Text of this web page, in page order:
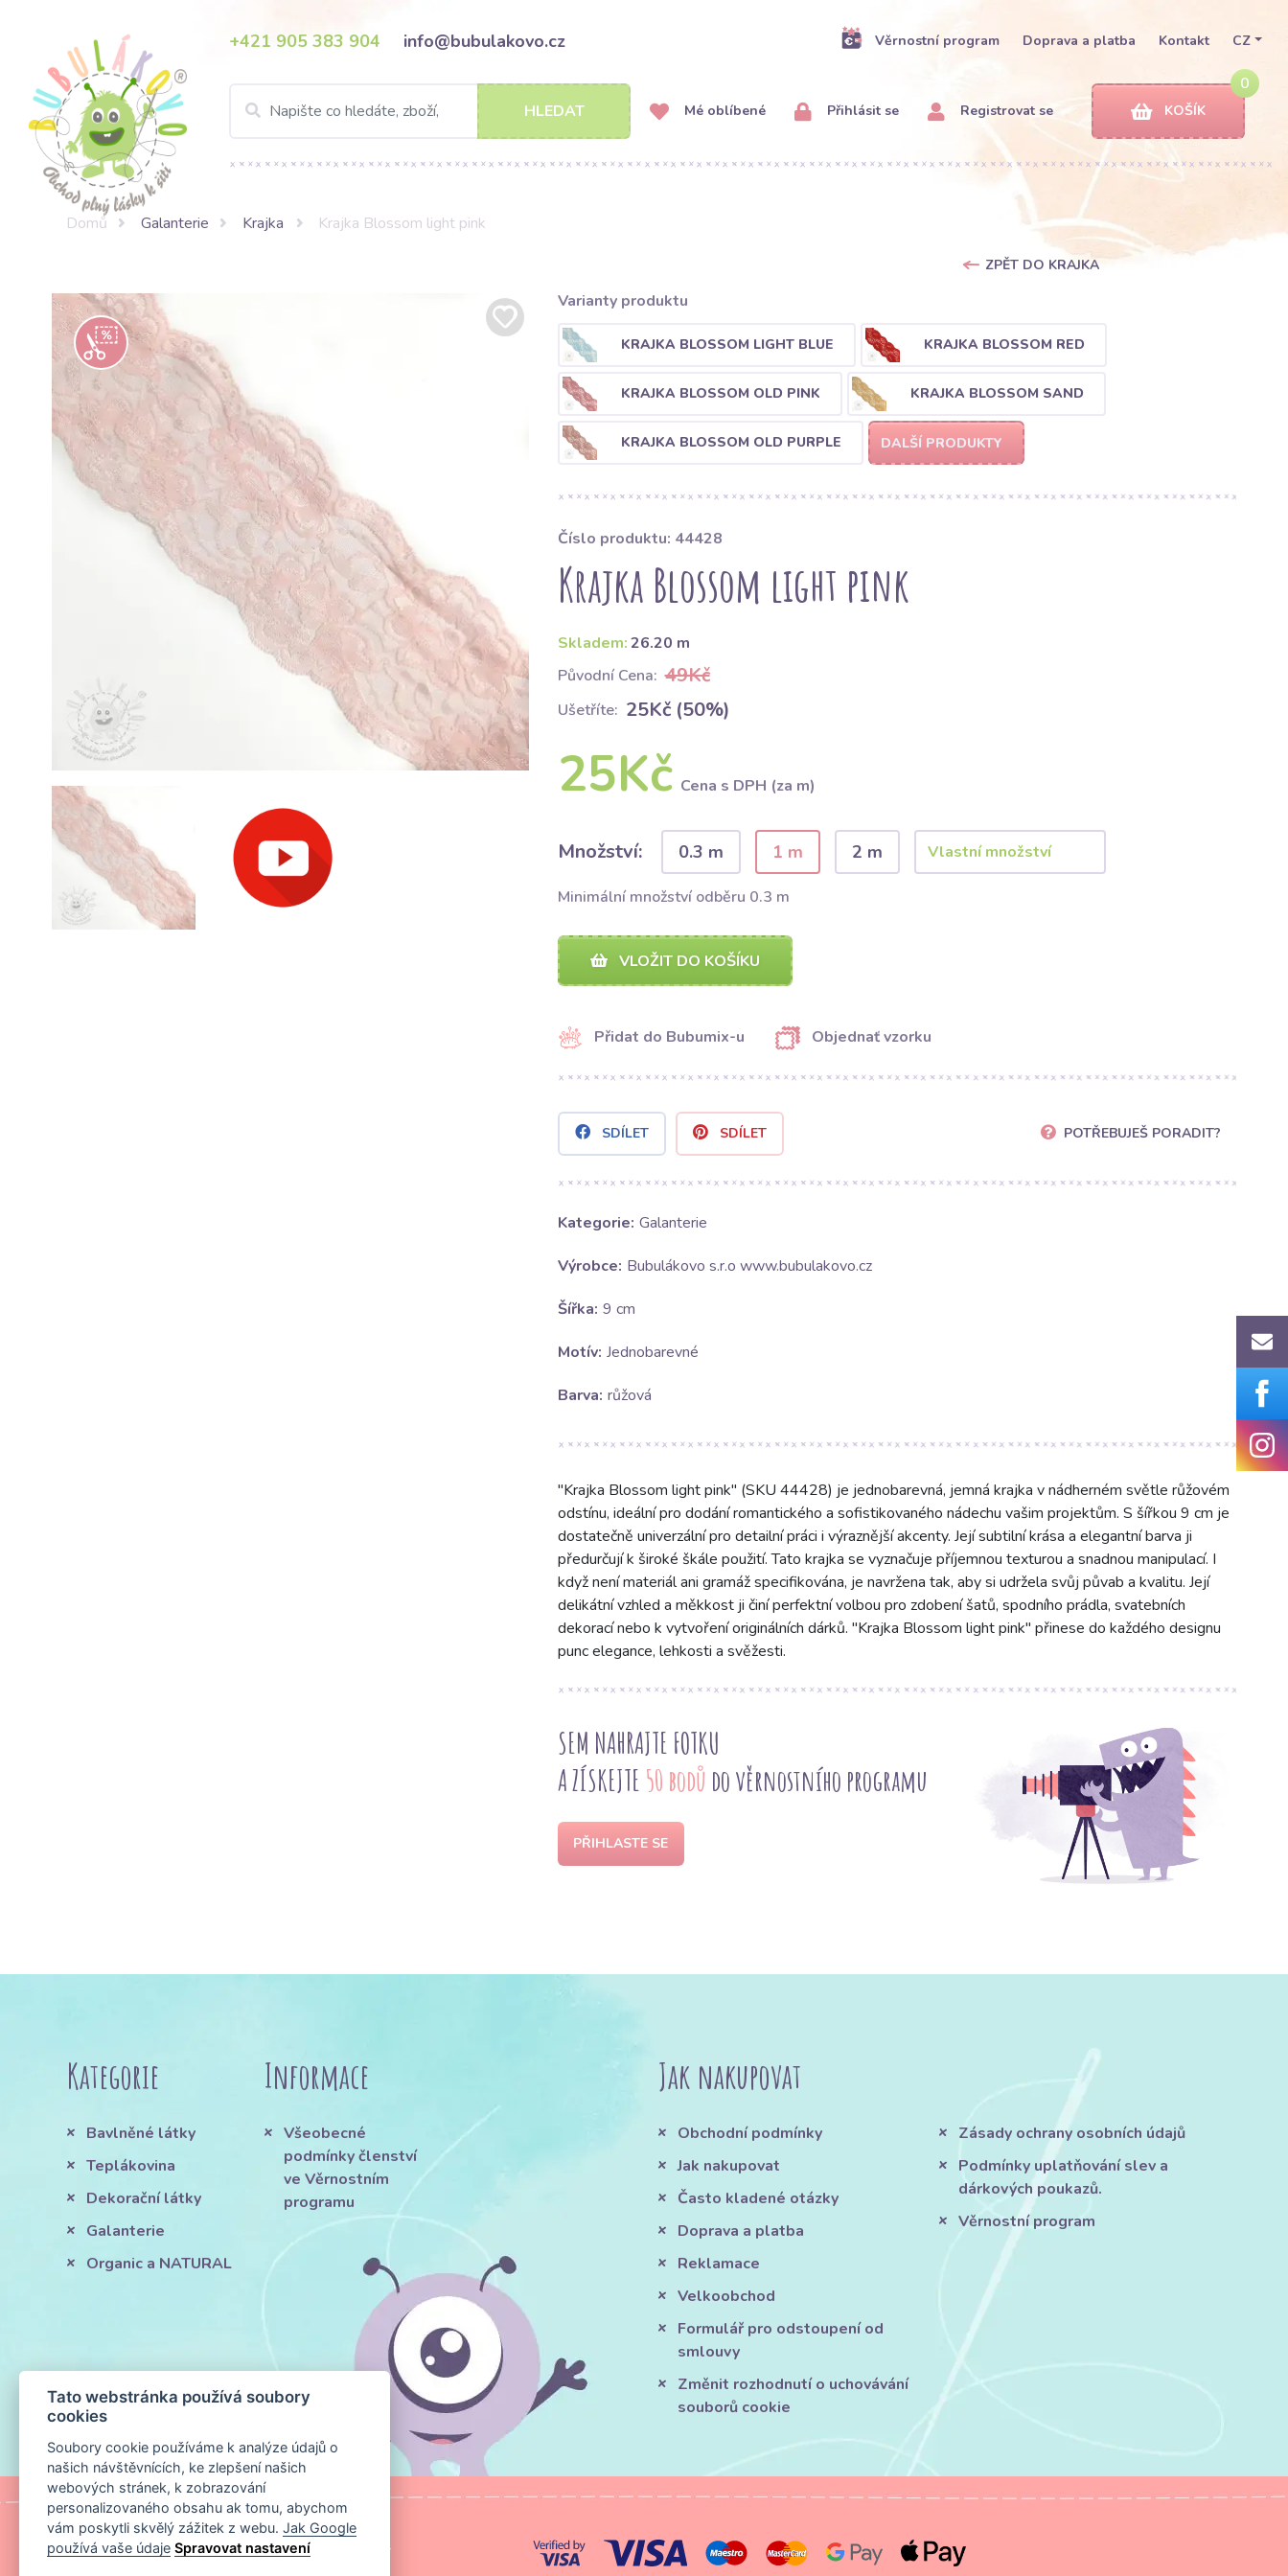
+421 905 383 904 info@bubulakovo.cz Věrnostní program Doprava a platba Kontakt CZ
HLEDAT Mé oblíbené Přihlásit se Registrovat se
0
KOŠÍK
Domů Galanterie Krajka Krajka Blossom light pink
ZPĚT DO KRAJKA
Varianty produktu
KRAJKA BLOSSOM LIGHT BLUE KRAJKA BLOSSOM RED
KRAJKA BLOSSOM OLD PINK KRAJKA BLOSSOM SAND
KRAJKA BLOSSOM OLD PURPLE DALŠÍ PRODUKTY
Číslo produktu: 44428
Krajka Blossom light pink
Skladem:26.20 m
Původní Cena: 49Kč
Ušetříte: 25Kč (50%)
25Kč Cena s DPH (za m)
Množství: 0.3 m 1 m 2 m
Minimální množství odběru 0.3 m
VLOŽIT DO KOŠÍKU
Přidat do Bubumix-u Objednať vzorku
SDÍLET SDÍLET POTŘEBUJEŠ PORADIT?
Kategorie: Galanterie
Výrobce: Bubulákovo s.r.o www.bubulakovo.cz
Šířka: 9 cm
Motív: Jednobarevné
Barva: růžová
"Krajka Blossom light pink" (SKU 44428) je jednobarevná, jemná krajka v nádherném světle růžovém
odstínu, ideální pro dodání romantického a sofistikovaného nádechu vašim projektům. S šířkou 9 cm je
dostatečně univerzální pro detailní práci i výraznější akcenty. Její subtilní krása a elegantní barva ji
předurčují k široké škále použití. Tato krajka se vyznačuje příjemnou texturou a snadnou manipulací. I
když není materiál ani gramáž specifikována, je navržena tak, aby si udržela svůj půvab a kvalitu. Její
delikátní vzhled a měkkost ji činí perfektní volbou pro zdobení šatů, spodního prádla, svatebních
dekorací nebo k vytvoření originálních dárků. "Krajka Blossom light pink" přinese do každého designu
punc elegance, lehkosti a svěžesti.
SEM NAHRAJTE FOTKU
A ZÍSKEJTE 50 bodů do věrnostního programu
PŘIHLASTE SE
Kategorie
Bavlněné látky
Teplákovina
Dekorační látky
Galanterie
Organic a NATURAL
Informace
Všeobecné
podmínky členství
ve Věrnostním
programu
Jak nakupovat
Obchodní podmínky
Jak nakupovat
Často kladené otázky
Doprava a platba
Reklamace
Velkoobchod
Formulář pro odstoupení od
smlouvy
Změnit rozhodnutí o uchovávání
souborů cookie
Zásady ochrany osobních údajů
Podmínky uplatňování slev a
dárkových poukazů.
Věrnostní program
MAPA STRÁNKY | KONTAKT
Tato webstránka používá soubory
cookies
Soubory cookie používáme k analýze údajů o
našich návštěvnících, ke zlepšení našich
webových stránek, k zobrazování
personalizovaného obsahu ak tomu, abychom
vám poskytli skvělý zážitek z webu. Jak Google
používá vaše údaje Spravovat nastavení